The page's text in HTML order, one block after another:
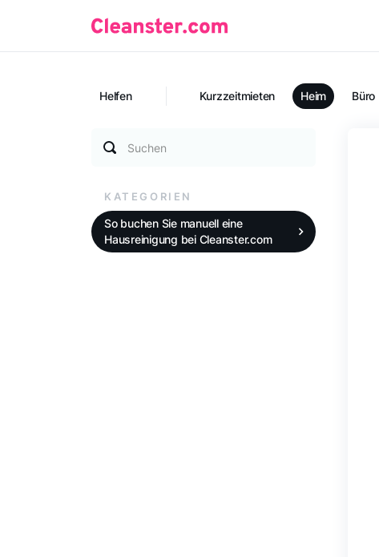
Helfen Kurzzeitmieten Heim Büro
Suchen
KATEGORIEN
So buchen Sie manuell eine
Hausreinigung bei Cleanster.com